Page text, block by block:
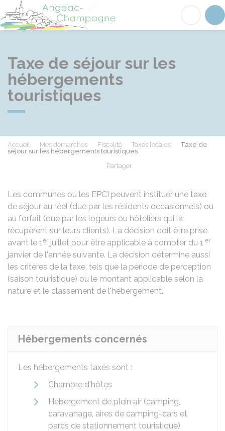
Angeac-Champagne
Taxe de séjour sur les
hébergements
touristiques
Accueil Mes démarches Fiscalité Taxes locales
Taxe de
séjour sur les hébergements touristiques
Partager
Les communes ou les EPCI peuvent instituer une taxe
de séjour au réel (due par les résidents occasionnels) ou
au forfait (due par les logeurs ou hôteliers qui la
récupèrent sur leurs clients). La décision doit être prise
avant le 1er juillet pour être applicable à compter du 1 er
janvier de l'année suivante. La décision détermine aussi
les critères de la taxe, tels que la période de perception
(saison touristique) ou le montant applicable selon la
nature et le classement de l'hébergement.
Hébergements concernés
Les hébergements taxés sont :
Chambre d'hôtes
Hébergement de plein air (camping,
caravanage, aires de camping-cars et
parcs de stationnement touristique)